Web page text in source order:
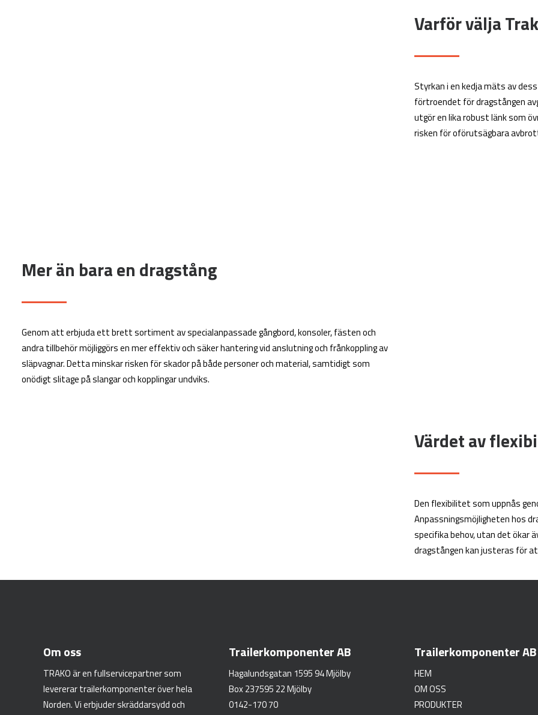
Varför välja
Styrkan i en kedja mäts av
förtroendet för dragstången
utgör en lika robust länk som
risken för oförutsägbara
Mer än bara en dragstång
Genom att erbjuda ett brett sortiment av specialanpassade gångbord, konsoler, fästen och
andra tillbehör möjliggörs en mer effektiv och säker hantering vid anslutning och frånkoppling av
släpvagnar. Detta minskar risken för skador på både personer och material, samtidigt som
onödigt slitage på slangar och kopplingar undviks.
Värdet av
Den flexibilitet som uppnås
Anpassningsmöjligheten hos
specifika behov, utan det ökar
dragstången kan justeras för
Om oss
TRAKO är en fullservicepartner som
levererar trailerkomponenter över hela
Norden. Vi erbjuder skräddarsydd och
Trailerkomponenter AB
Hagalundsgatan 1595 94 Mjölby
Box 237595 22 Mjölby
0142-170 70
Trailerkomponenter AB
HEM
OM OSS
PRODUKTER